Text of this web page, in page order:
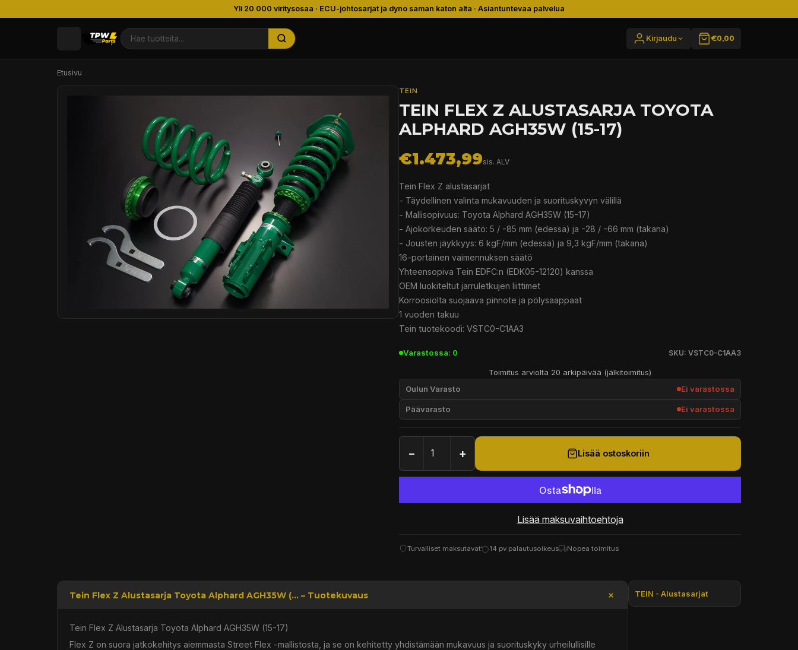
Yli 20 000 viritysosaa · ECU-johtosarjat ja dyno saman katon alta · Asiantuntevaa palvelua
Kirjaudu €0,00
Etusivu
TEIN
TEIN FLEX Z ALUSTASARJA TOYOTA
ALPHARD AGH35W (15-17)
€1.473,99sis. ALV
Tein Flex Z alustasarjat
- Täydellinen valinta mukavuuden ja suorituskyvyn välillä
- Mallisopivuus: Toyota Alphard AGH35W (15-17)
- Ajokorkeuden säätö: 5 / -85 mm (edessä) ja -28 / -66 mm (takana)
- Jousten jäykkyys: 6 kgF/mm (edessä) ja 9,3 kgF/mm (takana)
16-portainen vaimennuksen säätö
Yhteensopiva Tein EDFC:n (EDK05-12120) kanssa
OEM luokiteltut jarruletkujen liittimet
Korroosiolta suojaava pinnote ja pölysaappaat
1 vuoden takuu
Tein tuotekoodi: VSTC0-C1AA3
Varastossa: 0 SKU: VSTC0-C1AA3
Toimitus arviolta 20 arkipäivää (jälkitoimitus)
Oulun Varasto Ei varastossa
Päävarasto Ei varastossa
− + Lisää ostoskoriin
Lisää maksuvaihtoehtoja
Turvalliset maksutavat 14 pv palautusoikeus Nopea toimitus
Tein Flex Z Alustasarja Toyota Alphard AGH35W (... – Tuotekuvaus
Tein Flex Z Alustasarja Toyota Alphard AGH35W (15-17)
Flex Z on suora jatkokehitys aiemmasta Street Flex -mallistosta, ja se on kehitetty yhdistämään mukavuus ja suorituskyky urheilullisille
TEIN - Alustasarjat